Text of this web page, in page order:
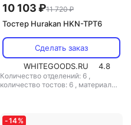
10 103 ₽11 720 ₽
Тостер Hurakan HKN-TPT6
Сделать заказ
WHITEGOODS.RU
4.8
Количество отделений: 6 ,
количество тостов: 6 , материал
-14%